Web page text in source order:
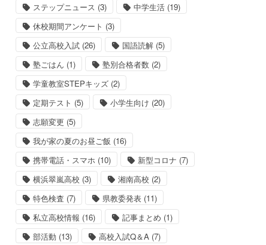
ステップニュース (3) 中学生活(19)
休校期間アンケート (3)
公立高校入試(26) 国語読解(5)
塾ごはん (1) 塾別合格者数 (2)
学童教室STEPキッズ(2)
定期テスト (5) 小学生向け (20)
志願変更 (5)
我が家の夏のお昼ご飯 (16)
携帯電話・スマホ (10) 新型コロナ (7)
横浜翠嵐高校 (3) 湘南高校 (2)
特色検査 (7) 県教委発表(11)
私立高校情報 (16) 記事まとめ (1)
部活動 (13) 高校入試Q＆A(7)